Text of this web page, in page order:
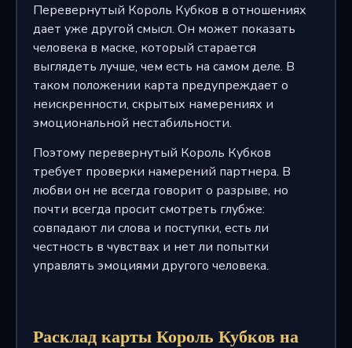
Перевернутый Король Кубков в отношениях
дает уже другой смысл. Он может показать
человека в маске, который старается
выглядеть лучше, чем есть на самом деле. В
таком положении карта предупреждает о
неискренности, скрытых намерениях и
эмоциональной нестабильности.
Поэтому перевернутый Король Кубков
требует проверки намерений партнера. В
любви он не всегда говорит о разрыве, но
почти всегда просит смотреть глубже:
совпадают ли слова и поступки, есть ли
честность в чувствах и нет ли попытки
управлять эмоциями другого человека.
Расклад карты Король Кубков на